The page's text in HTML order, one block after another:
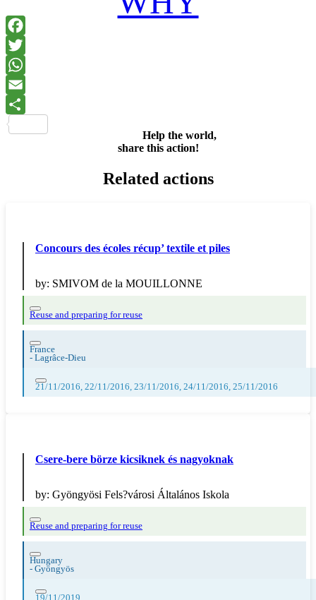
Help the world,
share this action!
Related actions
Concours des écoles récup’ textile et piles
by: SMIVOM de la MOUILLONNE
Reuse and preparing for reuse
France
- Lagrâce-Dieu
21/11/2016, 22/11/2016, 23/11/2016, 24/11/2016, 25/11/2016
Csere-bere börze kicsiknek és nagyoknak
by: Gyöngyösi Fels?városi Általános Iskola
Reuse and preparing for reuse
Hungary
- Gyöngyös